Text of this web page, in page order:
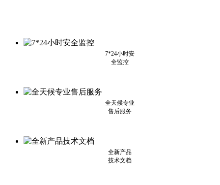
7*24小时安
全监控
全天候专业
售后服务
全新产品
技术文档